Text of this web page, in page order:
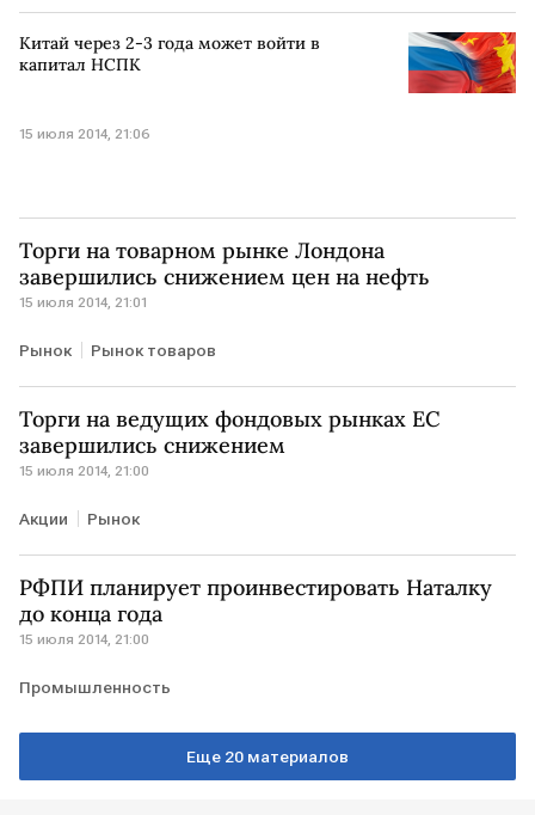
Китай через 2-3 года может войти в
капитал НСПК
15 июля 2014, 21:06
Торги на товарном рынке Лондона
завершились снижением цен на нефть
15 июля 2014, 21:01
Рынок Рынок товаров
Торги на ведущих фондовых рынках ЕС
завершились снижением
15 июля 2014, 21:00
Акции Рынок
РФПИ планирует проинвестировать Наталку
до конца года
15 июля 2014, 21:00
Промышленность
Еще 20 материалов